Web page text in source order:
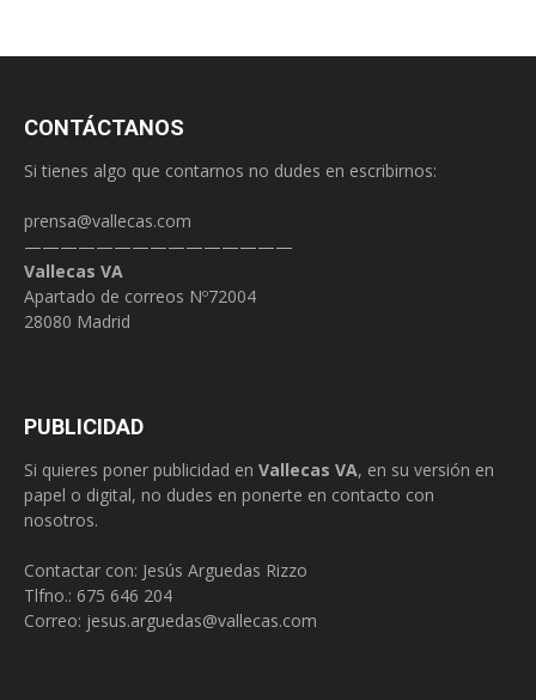
CONTÁCTANOS
Si tienes algo que contarnos no dudes en escribirnos:
prensa@vallecas.com
———————————————
Vallecas VA
Apartado de correos Nº72004
28080 Madrid
PUBLICIDAD
Si quieres poner publicidad en Vallecas VA, en su versión en
papel o digital, no dudes en ponerte en contacto con
nosotros.
Contactar con: Jesús Arguedas Rizzo
Tlfno.: 675 646 204
Correo: jesus.arguedas@vallecas.com